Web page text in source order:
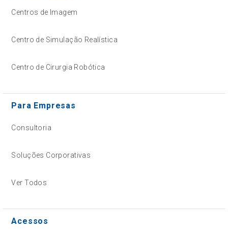
Centros de Imagem
Centro de Simulação Realística
Centro de Cirurgia Robótica
Para Empresas
Consultoria
Soluções Corporativas
Ver Todos
Acessos